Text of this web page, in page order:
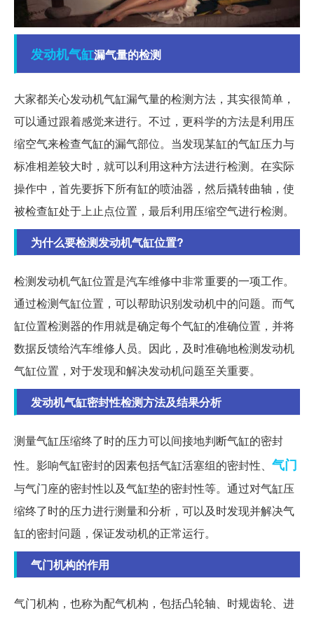
发动机气缸漏气量的检测
大家都关心发动机气缸漏气量的检测方法，其实很简单，
可以通过跟着感觉来进行。不过，更科学的方法是利用压
缩空气来检查气缸的漏气部位。当发现某缸的气缸压力与
标准相差较大时，就可以利用这种方法进行检测。在实际
操作中，首先要拆下所有缸的喷油器，然后撬转曲轴，使
被检查缸处于上止点位置，最后利用压缩空气进行检测。
为什么要检测发动机气缸位置?
检测发动机气缸位置是汽车维修中非常重要的一项工作。
通过检测气缸位置，可以帮助识别发动机中的问题。而气
缸位置检测器的作用就是确定每个气缸的准确位置，并将
数据反馈给汽车维修人员。因此，及时准确地检测发动机
气缸位置，对于发现和解决发动机问题至关重要。
发动机气缸密封性检测方法及结果分析
测量气缸压缩终了时的压力可以间接地判断气缸的密封
性。影响气缸密封的因素包括气缸活塞组的密封性、 气门
与气门座的密封性以及气缸垫的密封性等。通过对气缸压
缩终了时的压力进行测量和分析，可以及时发现并解决气
缸的密封问题，保证发动机的正常运行。
气门机构的作用
气门机构，也称为配气机构，包括凸轮轴、时规齿轮、进